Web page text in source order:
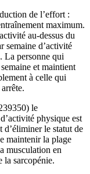
de l’effort :
maximum.
au-dessus du
semaine d’activité
La personne qui
et maintient
à celle qui
le
physique est
d’éliminer le statut de
maintenir la plage
musculation en
la sarcopénie.